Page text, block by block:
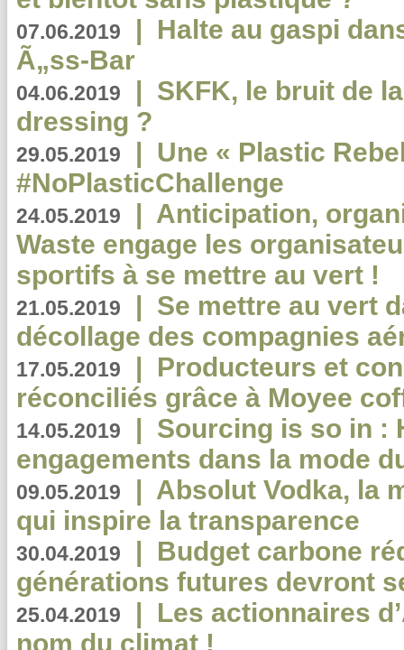
07.06.2019 | Halte au gaspi
Ã„ss-Bar
04.06.2019 | SKFK, le bruit de
dressing ?
29.05.2019 | Une « Plastic
#NoPlasticChallenge
24.05.2019 | Anticipation,
Waste engage les
sportifs à se mettre au vert !
21.05.2019 | Se mettre au vert
décollage des compagnies
17.05.2019 | Producteurs et
réconciliés grâce à Moyee
14.05.2019 | Sourcing is so in :
engagements dans la mode
09.05.2019 | Absolut Vodka, la
qui inspire la transparence
30.04.2019 | Budget carbone
générations futures devront
25.04.2019 | Les actionnaires
nom du climat !